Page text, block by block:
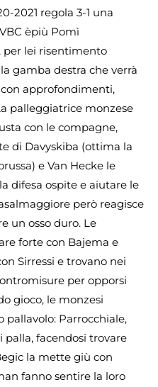
2021 regola 3-1 una
èpiù Pomì
per lei risentimento
gamba destra che verrà
approfondimenti,
palleggiatrice monzese
con le compagne,
di Davyskiba (ottima la
e Van Hecke le
difesa ospite e aiutare le
però reagisce
un osso duro. Le
forte con Bajema e
Sirressi e trovano nei
per opporsi
gioco, le monzesi
Parrocchiale,
palla, facendosi trovare
la mette giù con
fanno sentire la loro